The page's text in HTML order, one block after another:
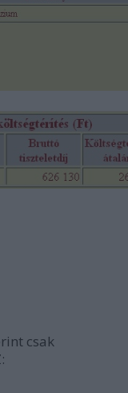
csak